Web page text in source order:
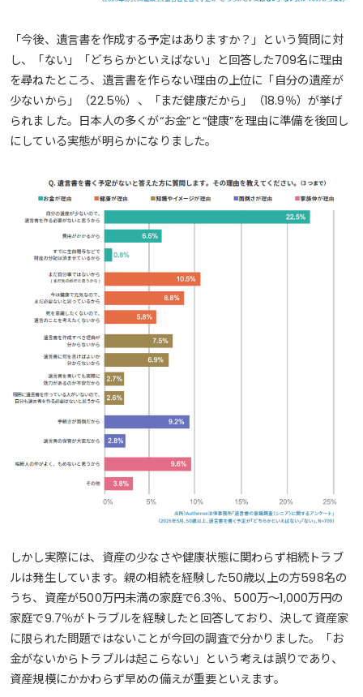
「今後、遺言書を作成する予定はありますか？」という質問に対
し、「ない」「どちらかといえばない」と回答した709名に理由
を尋ねたところ、遺言書を作らない理由の上位に「自分の遺産が
少ないから」（22.5％）、「まだ健康だから」（18.9％）が挙げ
られました。日本人の多くが“お金”と“健康”を理由に準備を後回し
にしている実態が明らかになりました。
しかし実際には、資産の少なさや健康状態に関わらず相続トラブ
ルは発生しています。親の相続を経験した50歳以上の方598名の
うち、資産が500万円未満の家庭で6.3％、500万～1,000万円の
家庭で9.7％がトラブルを経験したと回答しており、決して資産家
に限られた問題ではないことが今回の調査で分かりました。「お
金がないからトラブルは起こらない」という考えは誤りであり、
資産規模にかかわらず早めの備えが重要といえます。